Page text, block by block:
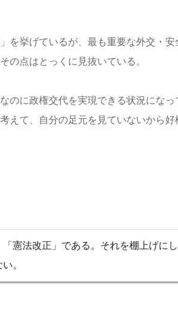
を挙げているが、最も重要な外交・安
の点はとっくに見抜いている。
のに政権交代を実現できる状況になっ
えて、自分の足元を見ていないから好
憲法改正」である。それを棚上げに
。